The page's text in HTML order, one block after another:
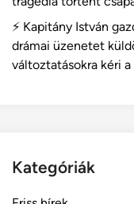
⚡ Kapitány István
drámai üzenetet
változtatásokra kéri a
Kategóriák